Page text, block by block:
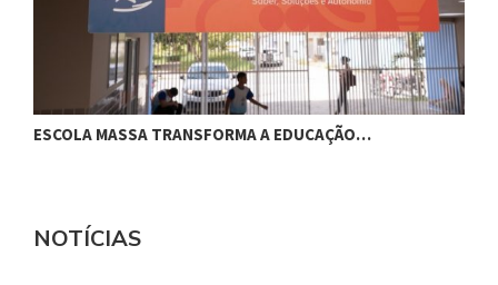
ESCOLA MASSA TRANSFORMA A EDUCAÇÃO…
NOTÍCIAS